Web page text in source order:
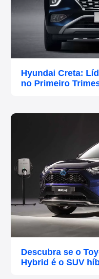
Hyundai Creta:
no Primeiro
Descubra se o
Hybrid é o SUV